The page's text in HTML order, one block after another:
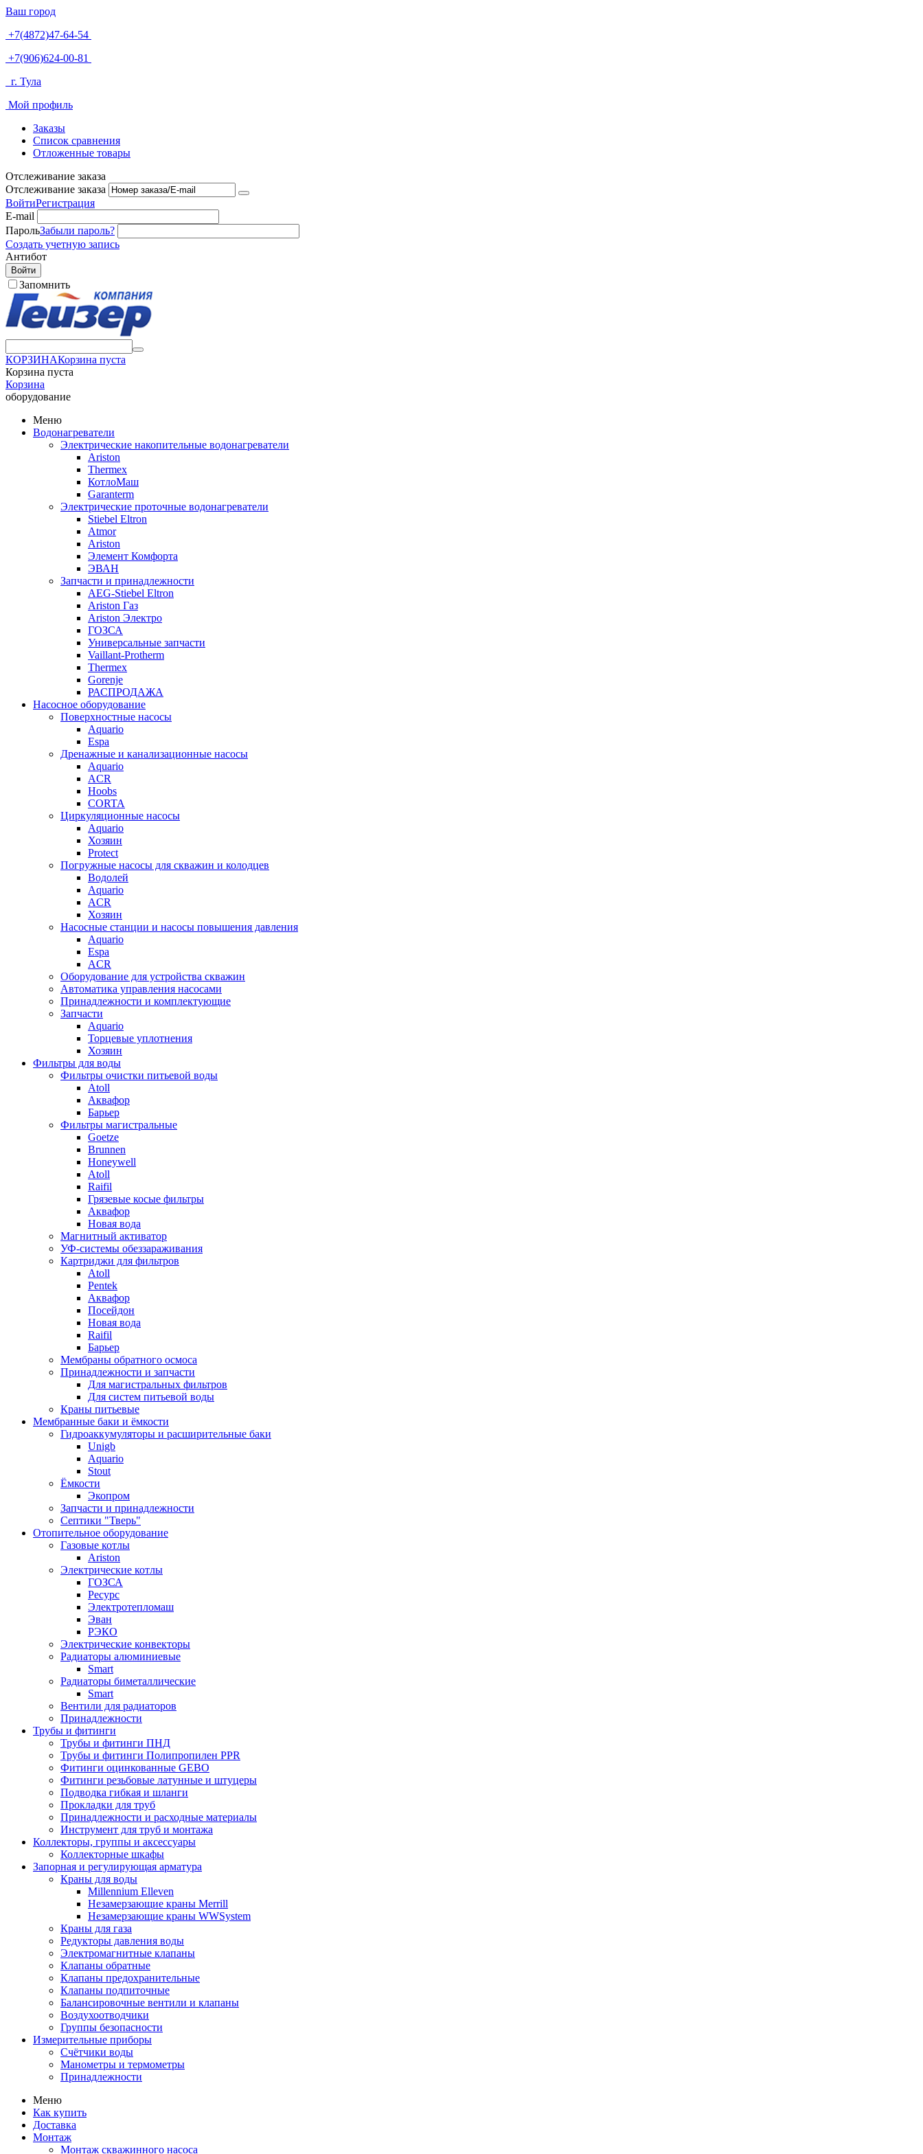
Ваш город
+7(4872)47-64-54
+7(906)624-00-81
г. Тула
Мой профиль
Заказы
Список сравнения
Отложенные товары
Отслеживание заказа
Отслеживание заказа
ВойтиРегистрация
E-mail
ПарольЗабыли пароль?
Создать учетную запись
Антибот
Войти
Запомнить
КОРЗИНАКорзина пуста
Корзина пуста
Корзина
оборудование
Меню
Водонагреватели
Электрические накопительные водонагреватели
Ariston
Thermex
КотлоМаш
Garanterm
Электрические проточные водонагреватели
Stiebel Eltron
Atmor
Ariston
Элемент Комфорта
ЭВАН
Запчасти и принадлежности
AEG-Stiebel Eltron
Ariston Газ
Ariston Электро
ГОЗСА
Универсальные запчасти
Vaillant-Protherm
Thermex
Gorenje
РАСПРОДАЖА
Насосное оборудование
Поверхностные насосы
Aquario
Espa
Дренажные и канализационные насосы
Aquario
ACR
Hoobs
CORTA
Циркуляционные насосы
Aquario
Хозяин
Protect
Погружные насосы для скважин и колодцев
Водолей
Aquario
ACR
Хозяин
Насосные станции и насосы повышения давления
Aquario
Espa
ACR
Оборудование для устройства скважин
Автоматика управления насосами
Принадлежности и комплектующие
Запчасти
Aquario
Торцевые уплотнения
Хозяин
Фильтры для воды
Фильтры очистки питьевой воды
Atoll
Аквафор
Барьер
Фильтры магистральные
Goetze
Brunnen
Honeywell
Atoll
Raifil
Грязевые косые фильтры
Аквафор
Новая вода
Магнитный активатор
УФ-системы обеззараживания
Картриджи для фильтров
Atoll
Pentek
Аквафор
Посейдон
Новая вода
Raifil
Барьер
Мембраны обратного осмоса
Принадлежности и запчасти
Для магистральных фильтров
Для систем питьевой воды
Краны питьевые
Мембранные баки и ёмкости
Гидроаккумуляторы и расширительные баки
Unigb
Aquario
Stout
Ёмкости
Экопром
Запчасти и принадлежности
Септики "Тверь"
Отопительное оборудование
Газовые котлы
Ariston
Электрические котлы
ГОЗСА
Ресурс
Электротепломаш
Эван
РЭКО
Электрические конвекторы
Радиаторы алюминиевые
Smart
Радиаторы биметаллические
Smart
Вентили для радиаторов
Принадлежности
Трубы и фитинги
Трубы и фитинги ПНД
Трубы и фитинги Полипропилен PPR
Фитинги оцинкованные GEBO
Фитинги резьбовые латунные и штуцеры
Подводка гибкая и шланги
Прокладки для труб
Принадлежности и расходные материалы
Инструмент для труб и монтажа
Коллекторы, группы и аксессуары
Коллекторные шкафы
Запорная и регулирующая арматура
Краны для воды
Millennium Elleven
Незамерзающие краны Merrill
Незамерзающие краны WWSystem
Краны для газа
Редукторы давления воды
Электромагнитные клапаны
Клапаны обратные
Клапаны предохранительные
Клапаны подпиточные
Балансировочные вентили и клапаны
Воздухоотводчики
Группы безопасности
Измерительные приборы
Счётчики воды
Манометры и термометры
Принадлежности
Меню
Как купить
Доставка
Монтаж
Монтаж скважинного насоса